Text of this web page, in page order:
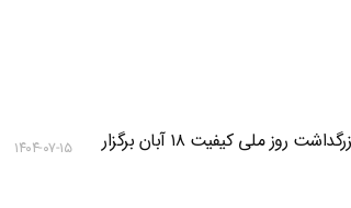
مراسم بزرگداشت روز ملی کیفیت ۱۸ آبان برگزار
۱۴۰۴-۰۷-۱۵